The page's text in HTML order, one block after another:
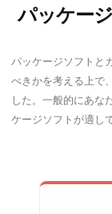
パッケー
パッケージソフトと
べきかを考える上で
した。一般的にあな
ケージソフトが適し